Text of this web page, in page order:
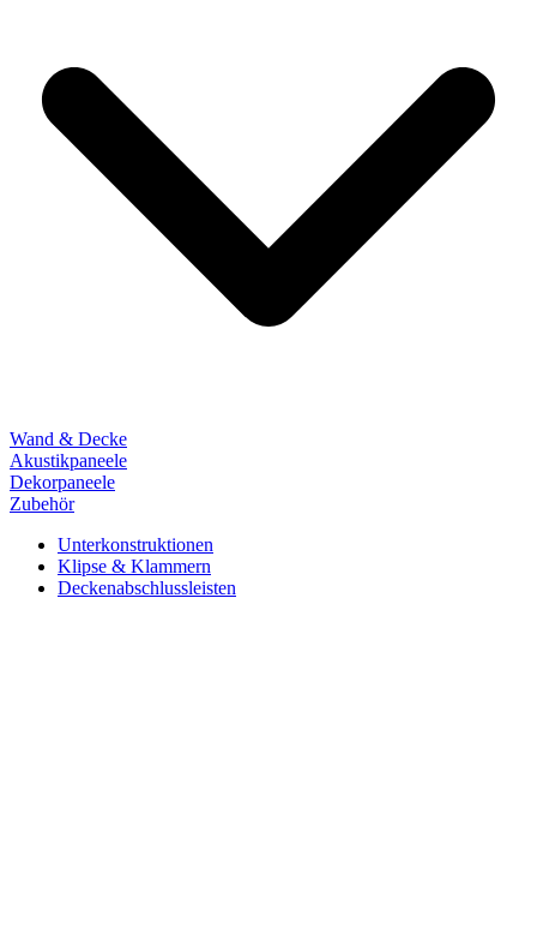
Wand & Decke
Akustikpaneele
Dekorpaneele
Zubehör
Unterkonstruktionen
Klipse & Klammern
Deckenabschlussleisten